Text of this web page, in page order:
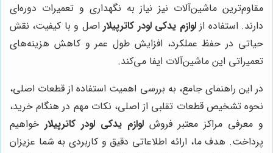
مقاوم‌ترین ماشین‌آلات نیز نیاز به نگهداری و تعمیرات دوره‌ای
دارند. استفاده ازلوازم یدکی لودر کاترپیلاراصل و با کیفیت، نقش
حیاتی در حفظ عملکرد، افزایش طول عمر و کاهش هزینه‌های
تعمیراتی این ماشین‌آلات ایفا می‌کند.
در این راهنمای جامع، به بررسی اهمیت استفاده از قطعات اصلی،
نحوه تشخیص قطعات تقلبی از اصلی، نکات مهم در هنگام خرید،
و معرفی مراکز معتبر فروش لوازم یدکی لودر کاترپیلار خواهیم
پرداخت. هدف ما، ارائه اطلاعاتی دقیق و کاربردی به شما عزیزان